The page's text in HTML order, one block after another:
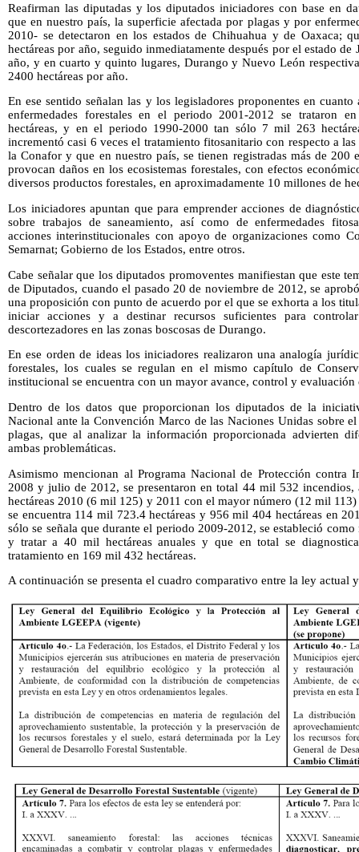
Reafirman las diputadas y los diputados iniciadores con base en
que en nuestro país, la superficie afectada por plagas y por
2010- se detectaron en los estados de Chihuahua y de Oaxaca;
hectáreas por año, seguido inmediatamente después por el estado
año, y en cuarto y quinto lugares, Durango y Nuevo León
2400 hectáreas por año.
En ese sentido señalan las y los legisladores proponentes en
enfermedades forestales en el periodo 2001-2012 se trataron
hectáreas, y en el periodo 1990-2000 tan sólo 7 mil 263
incrementó casi 6 veces el tratamiento fitosanitario con respecto a las
la Conafor y que en nuestro país, se tienen registradas más de 200
provocan daños en los ecosistemas forestales, con efectos
diversos productos forestales, en aproximadamente 10 millones de
Los iniciadores apuntan que para emprender acciones de
sobre trabajos de saneamiento, así como de enfermedades
acciones interinstitucionales con apoyo de organizaciones como
Semarnat; Gobierno de los Estados, entre otros.
Cabe señalar que los diputados promoventes manifiestan que este
de Diputados, cuando el pasado 20 de noviembre de 2012, se
una proposición con punto de acuerdo por el que se exhorta a los
iniciar acciones y a destinar recursos suficientes para
descortezadores en las zonas boscosas de Durango.
En ese orden de ideas los iniciadores realizaron una analogía
forestales, los cuales se regulan en el mismo capítulo de
institucional se encuentra con un mayor avance, control y evaluación
Dentro de los datos que proporcionan los diputados de la
Nacional ante la Convención Marco de las Naciones Unidas sobre
plagas, que al analizar la información proporcionada advierten
ambas problemáticas.
Asimismo mencionan al Programa Nacional de Protección contra
2008 y julio de 2012, se presentaron en total 44 mil 532
hectáreas 2010 (6 mil 125) y 2011 con el mayor número (12 mil
se encuentra 114 mil 723.4 hectáreas y 956 mil 404 hectáreas en
sólo se señala que durante el periodo 2009-2012, se estableció
y tratar a 40 mil hectáreas anuales y que en total se
tratamiento en 169 mil 432 hectáreas.
A continuación se presenta el cuadro comparativo entre la ley actual